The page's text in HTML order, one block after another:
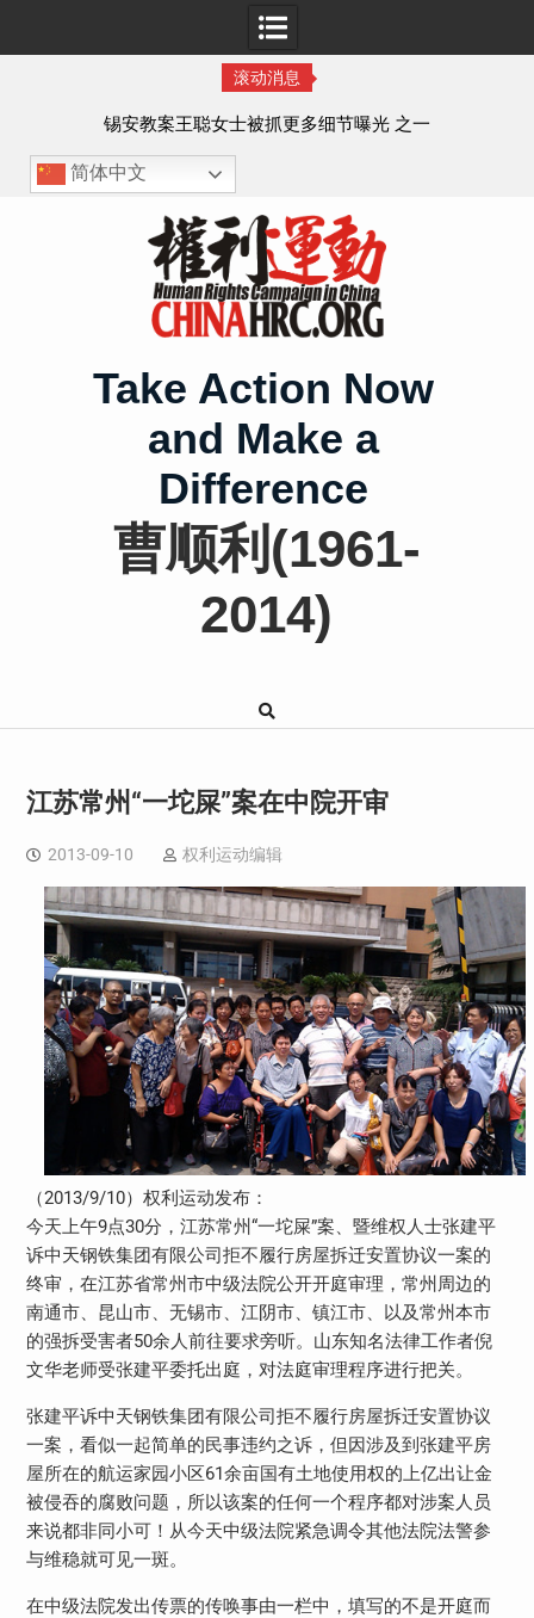
滚动消息
锡安教案王聪女士被抓更多细节曝光 之一
简体中文
Take Action Now
and Make a
Difference
曹顺利(1961-
2014)
江苏常州“一坨屎”案在中院开审
2013-09-10 权利运动编辑
（2013/9/10）权利运动发布：
今天上午9点30分，江苏常州“一坨屎”案、暨维权人士张建平
诉中天钢铁集团有限公司拒不履行房屋拆迁安置协议一案的
终审，在江苏省常州市中级法院公开开庭审理，常州周边的
南通市、昆山市、无锡市、江阴市、镇江市、以及常州本市
的强拆受害者50余人前往要求旁听。山东知名法律工作者倪
文华老师受张建平委托出庭，对法庭审理程序进行把关。
张建平诉中天钢铁集团有限公司拒不履行房屋拆迁安置协议
一案，看似一起简单的民事违约之诉，但因涉及到张建平房
屋所在的航运家园小区61余亩国有土地使用权的上亿出让金
被侵吞的腐败问题，所以该案的任何一个程序都对涉案人员
来说都非同小可！从今天中级法院紧急调令其他法院法警参
与维稳就可见一斑。
在中级法院发出传票的传唤事由一栏中，填写的不是开庭而